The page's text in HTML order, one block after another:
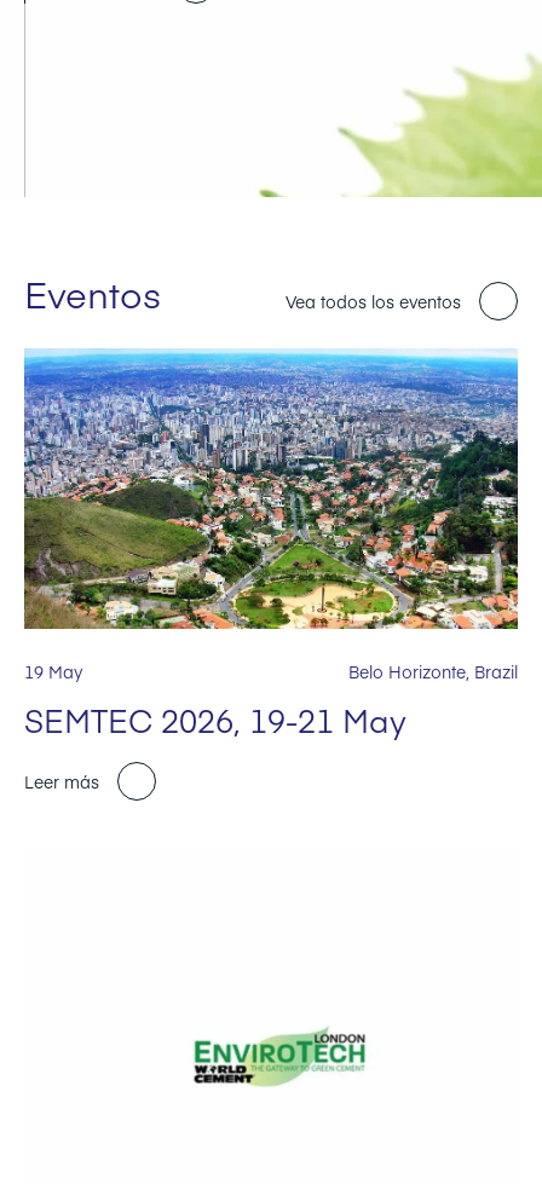
Eventos Vea todos los eventos
19 May Belo Horizonte, Brazil
SEMTEC 2026, 19-21 May
Leer más